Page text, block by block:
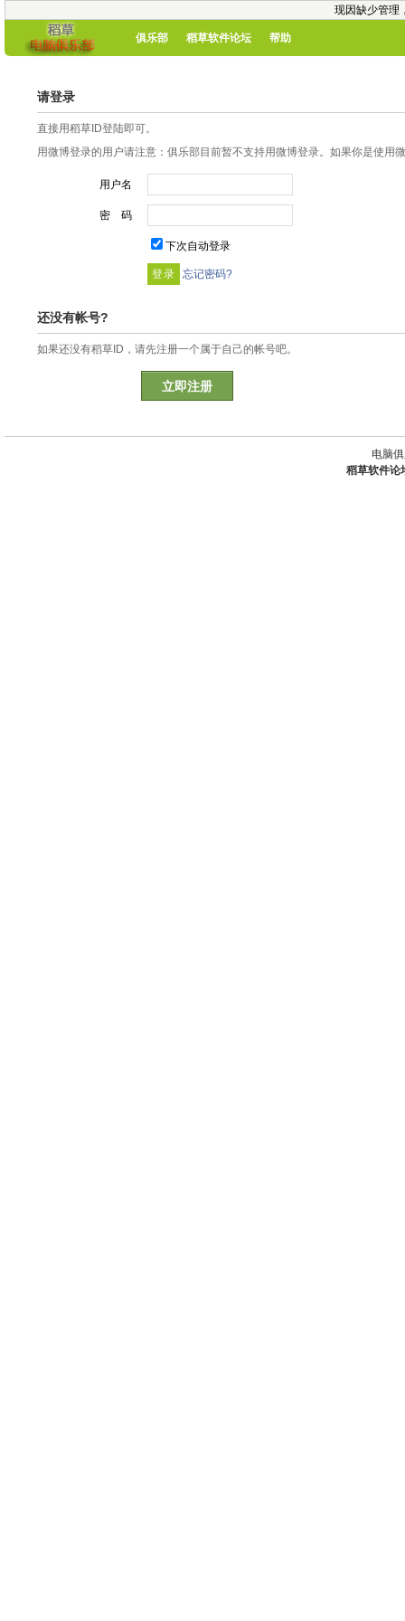
现因缺少管理
俱乐部 稻草软件论坛 帮助
请登录
直接用稻草ID登陆即可。
用微博登录的用户请注意：俱乐部目前暂不支持用微博登录。如果你是使用
用户名
密 码
下次自动登录
忘记密码?
还没有帐号?
如果还没有稻草ID，请先注册一个属于自己的帐号吧。
立即注册
电脑
稻草软件论